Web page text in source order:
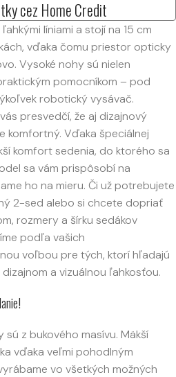
cez Home Credit
líniami a stojí na 15 cm
vďaka čomu priestor opticky
Vysoké nohy sú nielen
pomocníkom – pod
robotický vysávač.
presvedčí, že aj dizajnový
komfortný. Vďaka špeciálnej
komfort sedenia, do ktorého sa
sa vám prispôsobí na
ho na mieru. Či už potrebujete
2-sed alebo si chcete dopriať
rozmery a šírku sedákov
podľa vašich
voľbou pre tých, ktorí hľadajú
a vizuálnou ľahkosťou.
z bukového masívu. Mäkší
vďaka veľmi pohodlným
vo všetkých možných